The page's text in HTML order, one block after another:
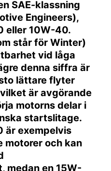
SAE-klassning
Engineers),
eller 10W-40.
står för Winter)
vid låga
denna siffra är
lättare flyter
är avgörande
motorns delar i
startslitage.
är exempelvis
motorer och kan
medan en 15W-